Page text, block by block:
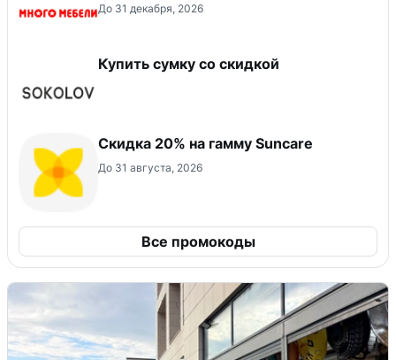
До 31 декабря, 2026
Купить сумку со скидкой
Скидка 20% на гамму Suncare
До 31 августа, 2026
Все промокоды